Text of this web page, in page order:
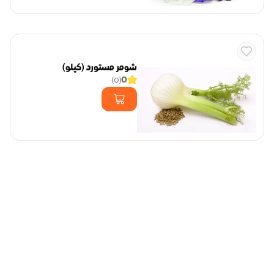
شومر مستورد (كيلو)
0
(
0
)